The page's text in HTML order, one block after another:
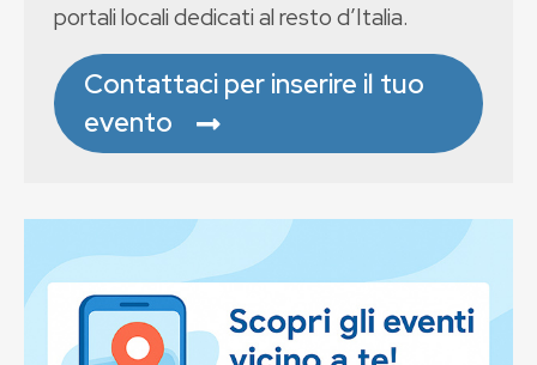
portali locali dedicati al resto d’Italia.
Contattaci per inserire il tuo
evento